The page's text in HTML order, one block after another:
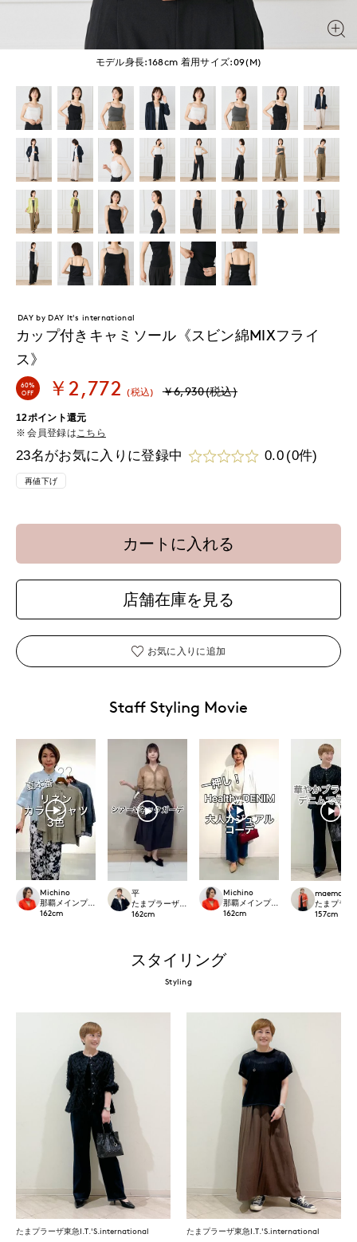
モデル身長:168cm 着用サイズ:09(M)
DAY by DAY It's international
カップ付きキャミソール《スビン綿MIXフライ
ス》
60%
OFF
￥2,772 (税込) ￥6,930(税込)
12ポイント還元
会員登録は こちら
23名がお気に入りに登録中 0.0 (0件)
再値下げ
カートに入れる
店舗在庫を見る
お気に入りに追加
Staff Styling Movie
Michino
那覇メインプレイスI.T.'S.international
162cm
平
たまプラーザ東急I.T.'S.international
162cm
Michino
那覇メインプレイス
162cm
maemae
たまプラ
157cm
スタイリング
Styling
たまプラーザ東急I.T.'S.international たまプラーザ東急I.T.'S.international